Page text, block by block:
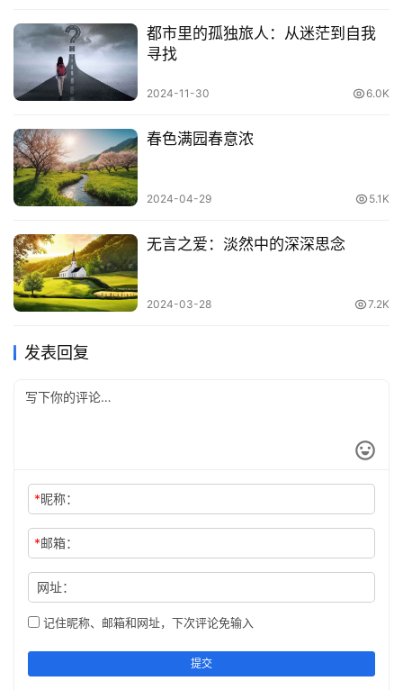
不急不躁，心静如水是一种修养。
包容大度，是人生最大的智慧。
每天进步一点点! - 51开心Go阅读网
都市里的孤独旅人：从迷茫到自我
寻找
2024-11-30 6.0K
春色满园春意浓
2024-04-29 5.1K
无言之爱：淡然中的深深思念
2024-03-28 7.2K
发表回复
*昵称：
*邮箱：
网址：
记住昵称、邮箱和网址，下次评论免输入
提交